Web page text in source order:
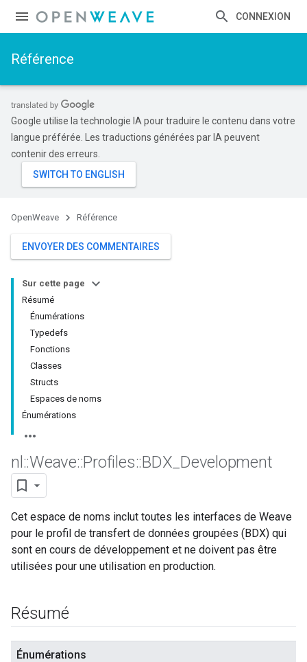
CONNEXION
Référence
Google utilise la technologie IA pour traduire le contenu dans votre
langue préférée. Les traductions générées par IA peuvent
contenir des erreurs.
OpenWeave Référence
ENVOYER DES COMMENTAIRES
Sur cette page
Résumé
Énumérations
Typedefs
Fonctions
Classes
Structs
Espaces de noms
Énumérations
nl ::Weave::Profiles::BDX Development
Cet espace de noms inclut toutes les interfaces de Weave
pour le profil de transfert de données groupées (BDX) qui
sont en cours de développement et ne doivent pas être
utilisées pour une utilisation en production.
Résumé
Énumérations